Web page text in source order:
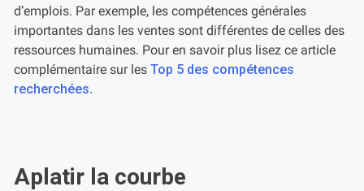
d’emplois. Par exemple, les compétences générales
importantes dans les ventes sont différentes de celles des
ressources humaines. Pour en savoir plus lisez ce article
complémentaire sur les Top 5 des compétences
recherchées.
Aplatir la courbe